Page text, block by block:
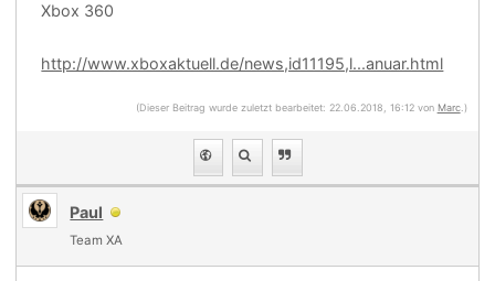
Xbox 360
http://www.xboxaktuell.de/news,id11195,l...anuar.html
(Dieser Beitrag wurde zuletzt bearbeitet: 22.06.2018, 16:12 von Marc.)
Paul
Team XA